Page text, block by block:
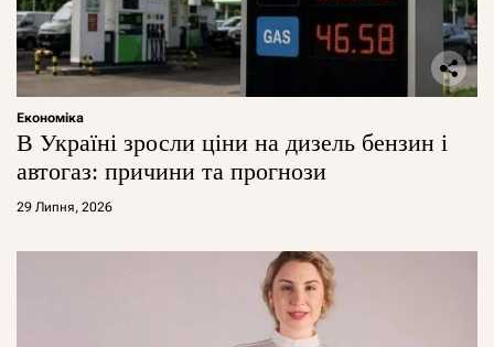
Економіка
В Україні зросли ціни на дизель бензин і
автогаз: причини та прогнози
29 Липня, 2026